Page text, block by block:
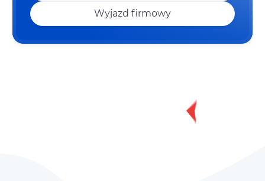
Wyjazd firmowy